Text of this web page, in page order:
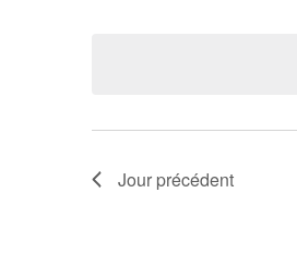
Jour précédent